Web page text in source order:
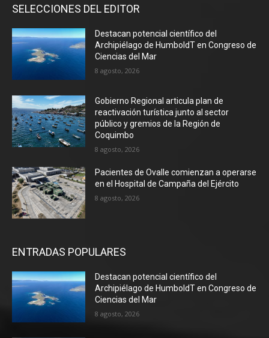
SELECCIONES DEL EDITOR
Destacan potencial científico del
Archipiélago de HumboldT en Congreso de
Ciencias del Mar
8 agosto, 2026
Gobierno Regional articula plan de
reactivación turística junto al sector
público y gremios de la Región de
Coquimbo
8 agosto, 2026
Pacientes de Ovalle comienzan a operarse
en el Hospital de Campaña del Ejército
8 agosto, 2026
ENTRADAS POPULARES
Destacan potencial científico del
Archipiélago de HumboldT en Congreso de
Ciencias del Mar
8 agosto, 2026